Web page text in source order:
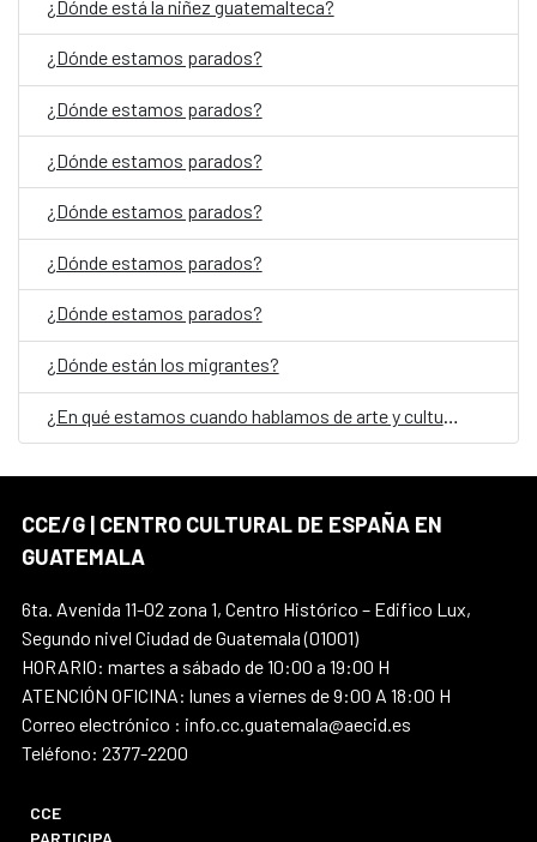
¿Dónde está la niñez guatemalteca?
¿Dónde estamos parados?
¿Dónde estamos parados?
¿Dónde estamos parados?
¿Dónde estamos parados?
¿Dónde estamos parados?
¿Dónde estamos parados?
¿Dónde están los migrantes?
CCE/G | CENTRO CULTURAL DE ESPAÑA EN
GUATEMALA
6ta. Avenida 11-02 zona 1, Centro Histórico – Edifico Lux,
Segundo nivel Ciudad de Guatemala (01001)
HORARIO: martes a sábado de 10:00 a 19:00 H
ATENCIÓN OFICINA: lunes a viernes de 9:00 A 18:00 H
Correo electrónico : info.cc.guatemala@aecid.es
Teléfono: 2377-2200
CCE